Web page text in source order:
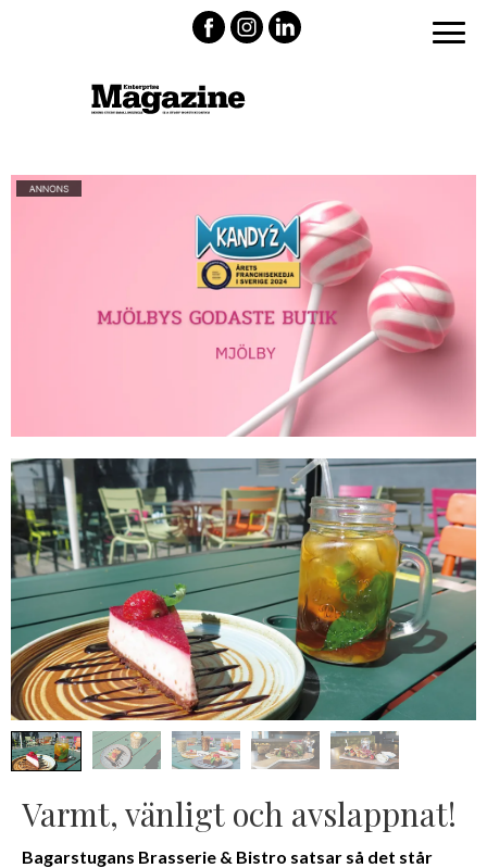
Varmt, vänligt och avslappnat!
Bagarstugans Brasserie & Bistro satsar så det står